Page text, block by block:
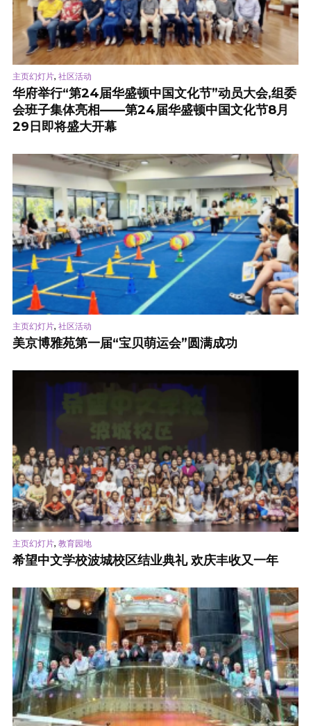
主页幻灯片, 社区活动
华府举行“第24届华盛顿中国文化节”动员大会,组委
会班子集体亮相——第24届华盛顿中国文化节8月
29日即将盛大开幕
主页幻灯片, 社区活动
美京博雅苑第一届“宝贝萌运会”圆满成功
主页幻灯片, 教育园地
希望中文学校波城校区结业典礼 欢庆丰收又一年